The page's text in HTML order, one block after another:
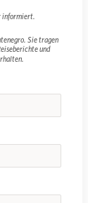
informiert.
Sie tragen
und